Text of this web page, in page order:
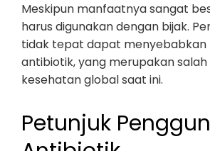
Meskipun manfaatnya sangat
harus digunakan dengan bijak.
tidak tepat dapat menyebabkan
antibiotik, yang merupakan
kesehatan global saat ini.
Petunjuk